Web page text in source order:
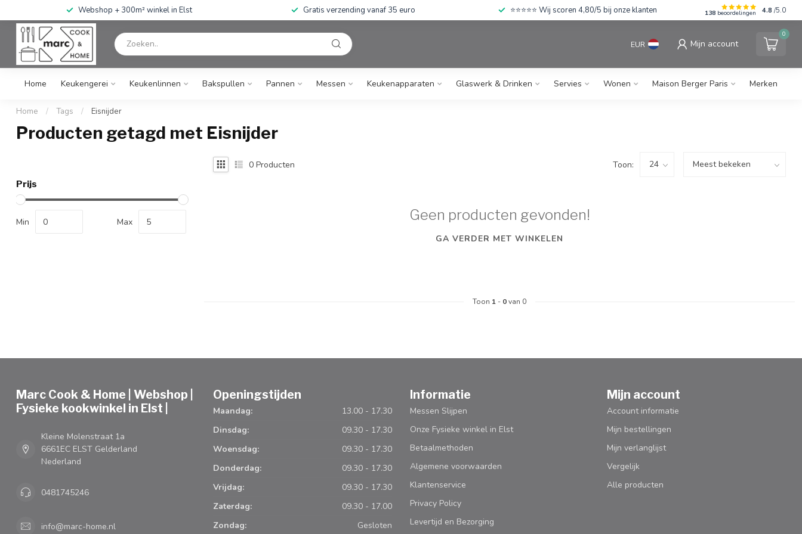
Webshop + 300m² winkel in Elst Gratis verzending vanaf 35 euro ⭐⭐⭐⭐⭐ Wij scoren 4,80/5 bij onze klanten 138 beoordelingen 4.8 /5.0
EUR Mijn account
0
Home Keukengerei Keukenlinnen Bakspullen Pannen Messen Keukenapparaten Glaswerk & Drinken Servies Wonen Maison Berger Paris Merken
Home / Tags / Eisnijder
Producten getagd met Eisnijder
Prijs
Min Max
0 Producten Toon:
Geen producten gevonden!
GA VERDER MET WINKELEN
Toon 1 - 0van 0
Marc Cook & Home | Webshop |
Fysieke kookwinkel in Elst |
Kleine Molenstraat 1a
6661EC ELST Gelderland
Nederland
0481745246
info@marc-home.nl
Openingstijden
Maandag:
13.00 - 17.30
Dinsdag:
09.30 - 17.30
Woensdag:
09.30 - 17.30
Donderdag:
09.30 - 17.30
Vrijdag:
09.30 - 17.30
Zaterdag:
09.30 - 17.00
Zondag:
Gesloten
Informatie
Messen Slijpen
Onze Fysieke winkel in Elst
Betaalmethoden
Algemene voorwaarden
Klantenservice
Privacy Policy
Levertijd en Bezorging
Mijn account
Account informatie
Mijn bestellingen
Mijn verlanglijst
Vergelijk
Alle producten